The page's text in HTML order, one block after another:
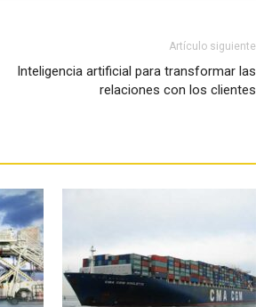
Artículo siguiente
Inteligencia artificial para transformar las
relaciones con los clientes